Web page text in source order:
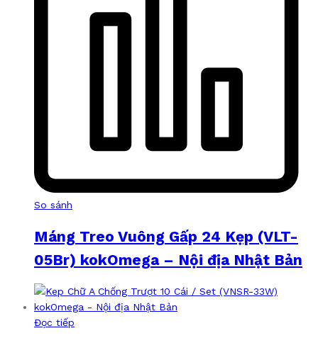
So sánh
Máng Treo Vuông Gấp 24 Kẹp (VLT-
05Br) kokOmega – Nội địa Nhật Bản
Đọc tiếp